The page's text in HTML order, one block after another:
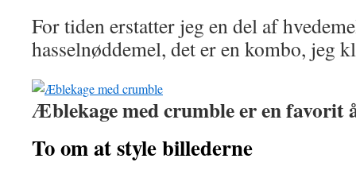
For tiden erstatter jeg en del af
hasselnøddemel, det er en kombo, jeg
Æblekage med crumble er en favorit
To om at style billederne